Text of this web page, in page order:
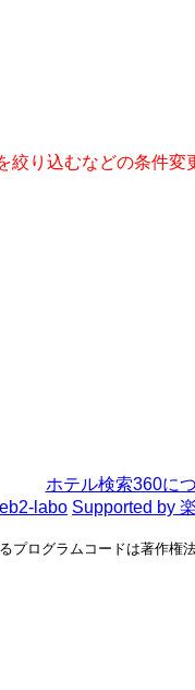
絞り込むなどの条件変
ホテル検索360に
labo Supported by
プログラムコードは著作